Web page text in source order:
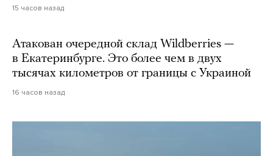
15 часов назад
Атакован очередной склад Wildberries —
в Екатеринбурге. Это более чем в двух
тысячах километров от границы с Украиной
16 часов назад